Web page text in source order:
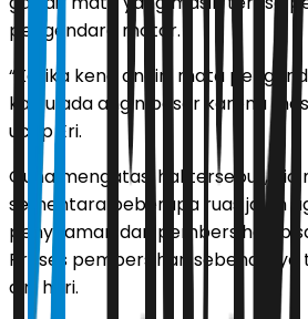
pengendara motor.
“Ketika kena angin, mata
kalau ada angin besar karena
ucap Eri.
Guna mengatasi hal tersebut,
sementara beberapa ruas jalan
penyiraman dan pembersihan
Proses pembersihan sebenarnya
dini hari.